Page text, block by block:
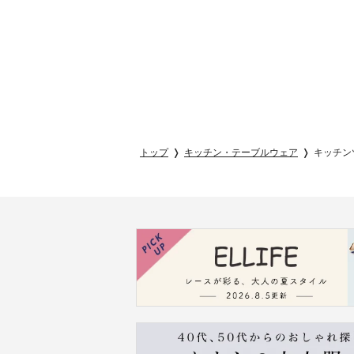
トップ キッチン・テーブルウェア キッチ